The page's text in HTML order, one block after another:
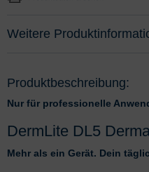
Weitere
Produktbeschreibung:
Nur für professionelle
DermLite DL5
Mehr als ein Gerät. Dein